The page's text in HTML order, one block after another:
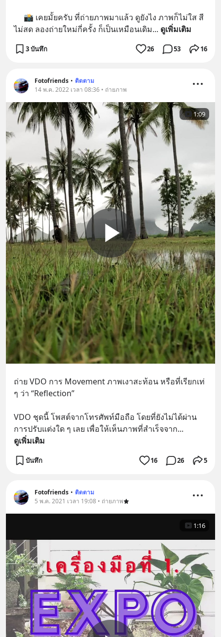
ไม่สด ลองถ่ายใหม่กี่ครั้ง ก็เป็นเหมือนเดิม... ดูเพิ่มเติม
3 บันทึก 26 53 16
Fotofriends • ติดตาม
14 พ.ค. 2022 เวลา 08:36 • ถ่ายภาพ
1:09
ถ่าย VDO การ Movement ภาพเงาสะท้อน หรือที่เรียกเท่
ๆ ว่า “Reflection”
VDO ชุดนี้ โพสต์จากโทรศัพท์มือถือ โดยที่ยังไม่ได้ผ่าน
การปรับแต่งใด ๆ เลย เพื่อให้เห็นภาพที่สำเร็จจาก...
ดูเพิ่มเติม
บันทึก 16 26 5
Fotofriends • ติดตาม
5 พ.ค. 2021 เวลา 19:08 • ถ่ายภาพ
1:16